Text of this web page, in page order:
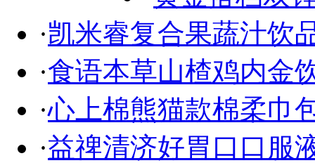
·凯米睿复合果蔬汁饮
·食语本草山楂鸡内金
·心上棉熊猫款棉柔巾
·益禆清济好胃口口服